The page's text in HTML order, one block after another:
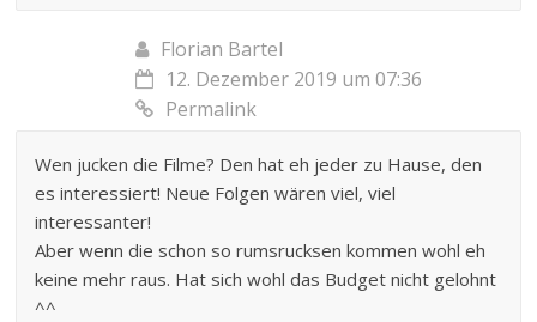
Florian Bartel
12. Dezember 2019 um 07:36
Permalink
Wen jucken die Filme? Den hat eh jeder zu Hause, den
es interessiert! Neue Folgen wären viel, viel
interessanter!
Aber wenn die schon so rumsrucksen kommen wohl eh
keine mehr raus. Hat sich wohl das Budget nicht gelohnt
^^